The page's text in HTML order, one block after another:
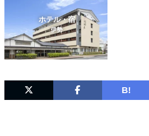
ホテル・宿
伊勢
B!